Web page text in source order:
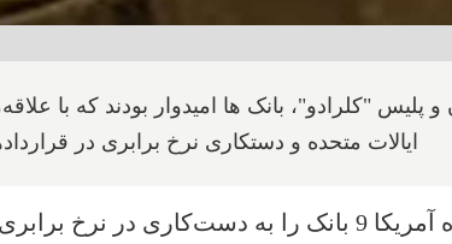
"کلرادو"، بانک ها امیدوار بودند که با
ایالات متحده و دستکاری نرخ برابری در
و آمریکا متهم کرد.